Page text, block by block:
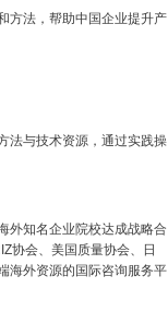
方法，帮助中国企业提升产
法与技术资源，通过实践操
外知名企业院校达成战略合
协会、美国质量协会、日
海外资源的国际咨询服务平